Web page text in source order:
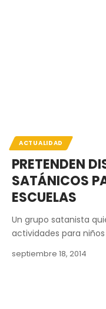
ACTUALIDAD
PRETENDEN
SATÁNICOS
ESCUELAS
Un grupo satanista
actividades para
septiembre 18, 2014